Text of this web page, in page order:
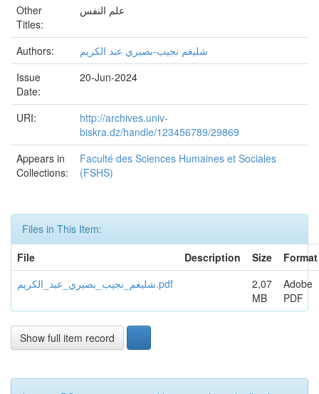
Other
Titles:
علم النفس
Authors:
شليغم نجيب-بصيري عبد الكريم
Issue
Date:
20-Jun-2024
URI:
http://archives.univ-
biskra.dz/handle/123456789/29869
Appears in
Collections:
Faculté des Sciences Humaines et Sociales
(FSHS)
Files in This Item:
File
Description Size
Format
شليغم_نجيب_بصيري_عبد_الكريم.pdf
2,07
MB
Adobe
PDF
Show full item record